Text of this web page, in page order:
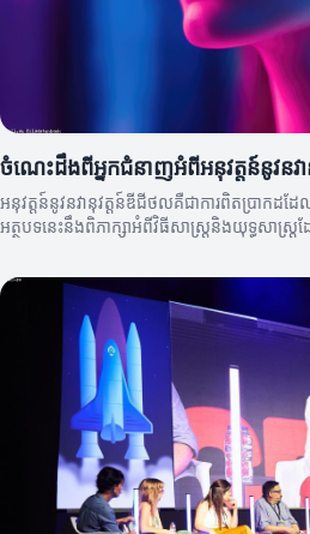
ចំណេះដឹងពីអ្នកជំនាញអំពីអនុវត្តន៍នូវនវ
អនុវត្តន៍នូវនវានុវត្តន៍ឌីជីថលគឺជាការពិតប្រាកដដ
អត្ថបទនេះនឹងពិភាក្សាអំពីវិធីសាស្ត្រនិងយុទ្ធសាស្ត្